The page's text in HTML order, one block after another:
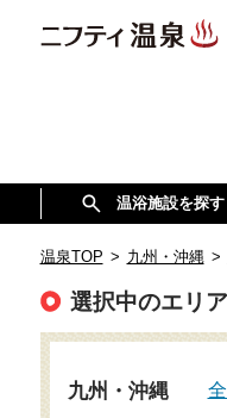
温浴施設を探す
温泉TOP > 九州・沖縄 >
選択中のエリア
九州・沖縄